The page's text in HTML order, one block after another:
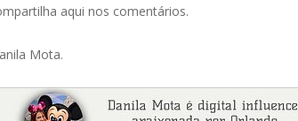
aqui nos comentários.
Mota.